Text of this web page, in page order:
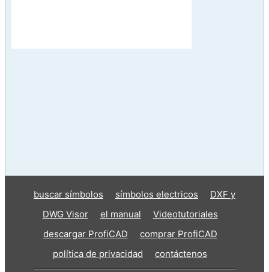
buscar símbolos símbolos electricos
DXF y
DWG Visor
el manual
Videotutoriales
descargar ProfiCAD
comprar ProfiCAD
política de privacidad
contáctenos